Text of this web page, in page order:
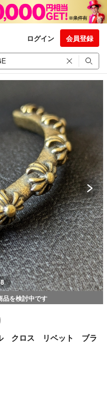
ログイン 会員登録
品を検討中です
クロス リベット ブラ